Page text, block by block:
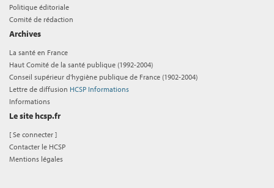
Politique éditoriale
Comité de rédaction
Archives
La santé en France
Haut Comité de la santé publique (1992-2004)
Conseil supérieur d'hygiène publique de France (1902-2004)
Lettre de diffusion HCSP Informations
Informations
Le site hcsp.fr
[Se connecter ]
Contacter le HCSP
Mentions légales